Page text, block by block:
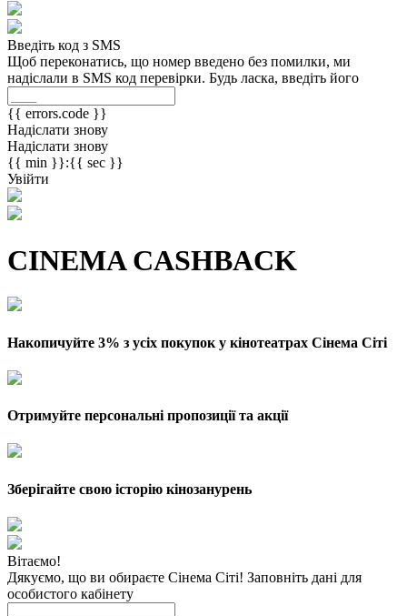
Введіть код з SMS
Щоб переконатись, що номер введено без помилки, ми
надіслали в SMS код перевірки. Будь ласка, введіть його
{{ errors.code }}
Надіслати знову
Надіслати знову
{{ min }}:{{ sec }}
Увійти
CINEMA CASHBACK
Накопичуйте 3% з усіх покупок у кінотеатрах Сінема Сіті
Отримуйте персональні пропозиції та акції
Зберігайте свою історію кінозанурень
Вітаємо!
Дякуємо, що ви обираєте Сінема Сіті! Заповніть дані для
особистого кабінету